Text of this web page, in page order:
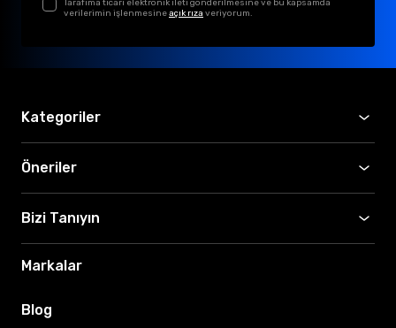
Tarafıma ticari elektronik ileti gönderilmesine ve bu kapsamda
verilerimin işlenmesineaçık rıza veriyorum.
Kategoriler
Öneriler
Bizi Tanıyın
Markalar
Blog